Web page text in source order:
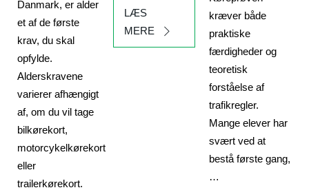
LÆS
MERE
kræver både
praktiske
færdigheder og
teoretisk
forståelse af
trafikregler.
Mange elever har
svært ved at
bestå første gang,
…
Danmark, er alder
et af de første
krav, du skal
opfylde.
Alderskravene
varierer afhængigt
af, om du vil tage
bilkørekort,
motorcykelkørekort
eller
trailerkørekort.